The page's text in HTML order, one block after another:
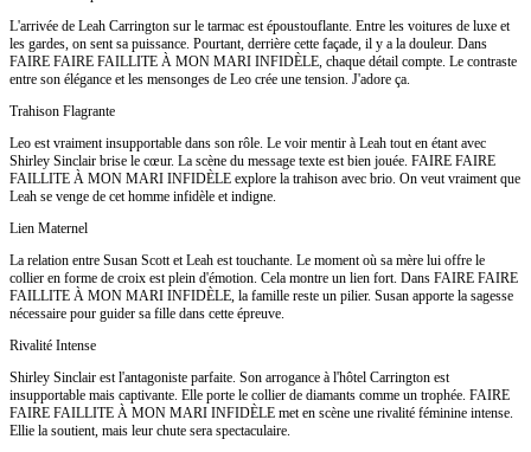
L'arrivée de Leah Carrington sur le tarmac est époustouflante. Entre les voitures de luxe et
les gardes, on sent sa puissance. Pourtant, derrière cette façade, il y a la douleur. Dans
FAIRE FAIRE FAILLITE À MON MARI INFIDÈLE, chaque détail compte. Le contraste
entre son élégance et les mensonges de Leo crée une tension. J'adore ça.
Trahison Flagrante
Leo est vraiment insupportable dans son rôle. Le voir mentir à Leah tout en étant avec
Shirley Sinclair brise le cœur. La scène du message texte est bien jouée. FAIRE FAIRE
FAILLITE À MON MARI INFIDÈLE explore la trahison avec brio. On veut vraiment que
Leah se venge de cet homme infidèle et indigne.
Lien Maternel
La relation entre Susan Scott et Leah est touchante. Le moment où sa mère lui offre le
collier en forme de croix est plein d'émotion. Cela montre un lien fort. Dans FAIRE FAIRE
FAILLITE À MON MARI INFIDÈLE, la famille reste un pilier. Susan apporte la sagesse
nécessaire pour guider sa fille dans cette épreuve.
Rivalité Intense
Shirley Sinclair est l'antagoniste parfaite. Son arrogance à l'hôtel Carrington est
insupportable mais captivante. Elle porte le collier de diamants comme un trophée. FAIRE
FAIRE FAILLITE À MON MARI INFIDÈLE met en scène une rivalité féminine intense.
Ellie la soutient, mais leur chute sera spectaculaire.